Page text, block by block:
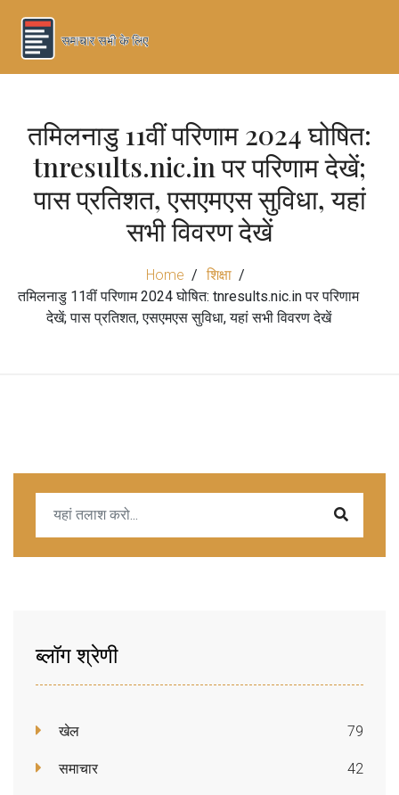
तमिलनाडु 11वीं परिणाम 2024 घोषित:
tnresults.nic.in पर परिणाम देखें;
पास प्रतिशत, एसएमएस सुविधा, यहां
सभी विवरण देखें
Home
शिक्षा
तमिलनाडु 11वीं परिणाम 2024 घोषित: tnresults.nic.in पर परिणाम
देखें; पास प्रतिशत, एसएमएस सुविधा, यहां सभी विवरण देखें
ब्लॉग श्रेणी
खेल 79
समाचार 42